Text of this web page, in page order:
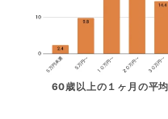
60歳以上の１ヶ月の平